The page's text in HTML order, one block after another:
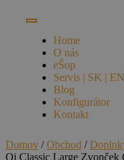
Home
O nás
eŠop
Servis | SK |
Blog
Konfigurátor
Kontakt
Domov /Obchod /
Oi Classic Large Zvonček